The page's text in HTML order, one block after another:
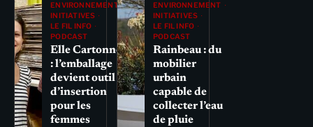
ENVIRONNEMENT
INITIATIVES
LE FIL INFO
PODCAST
Elle Cartonne
: l’emballage
devient outil
d’insertion
pour les
femmes
ENVIRONNEMENT
INITIATIVES
LE FIL INFO
PODCAST
Rainbeau : du
mobilier
urbain
capable de
collecter l’eau
de pluie